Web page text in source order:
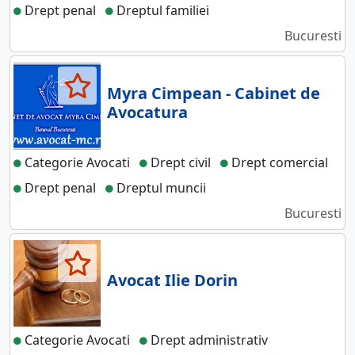
Drept penal
Dreptul familiei
Bucuresti
Myra Cimpean - Cabinet de
Avocatura
Categorie Avocati Drept civil
Drept comercial
Drept penal
Dreptul muncii
Bucuresti
Avocat Ilie Dorin
Categorie Avocati
Drept administrativ